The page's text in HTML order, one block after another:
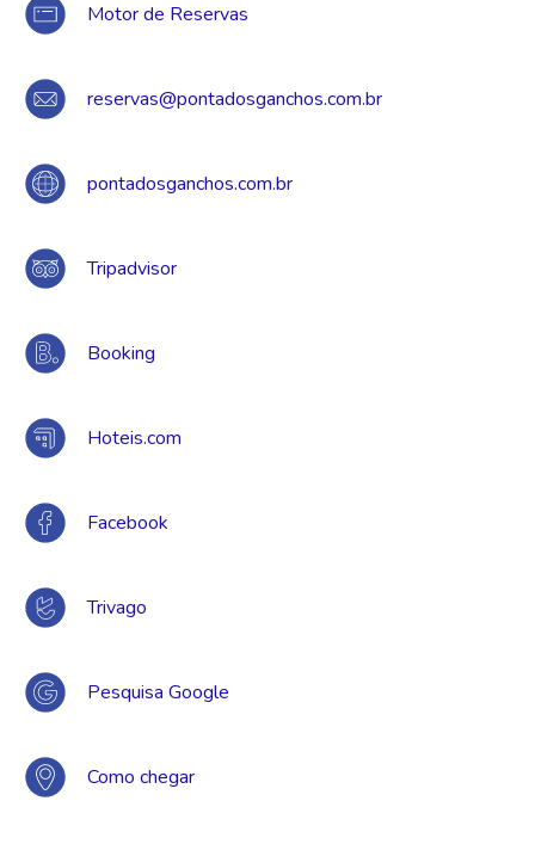
Motor de Reservas
reservas@pontadosganchos.com.br
pontadosganchos.com.br
Tripadvisor
Booking
Hoteis.com
Facebook
Trivago
Pesquisa Google
Como chegar